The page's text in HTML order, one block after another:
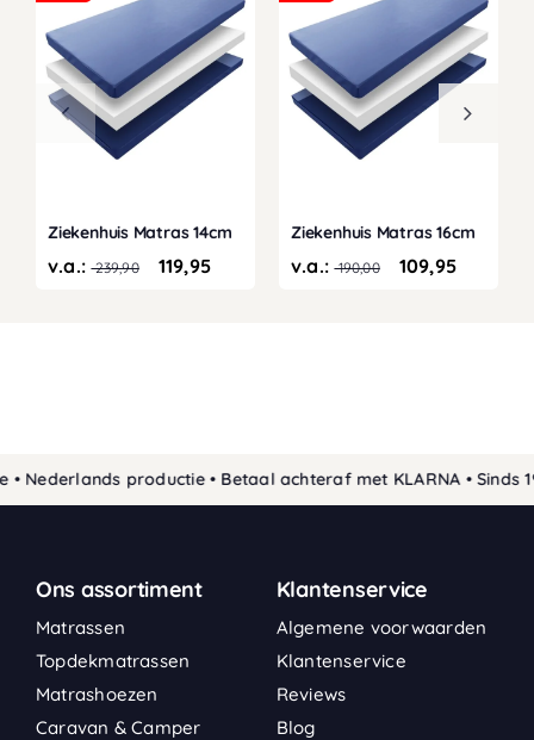
Ziekenhuis Matras 14cm
v.a.:239,90 119,95
Ziekenhuis Matras 16cm
v.a.:190,00 109,95
productie • Betaal achteraf met KLARNA • Sinds
Ons assortiment
Matrassen
Topdekmatrassen
Matrashoezen
Caravan & Camper
Klantenservice
Algemene voorwaarden
Klantenservice
Reviews
Blog